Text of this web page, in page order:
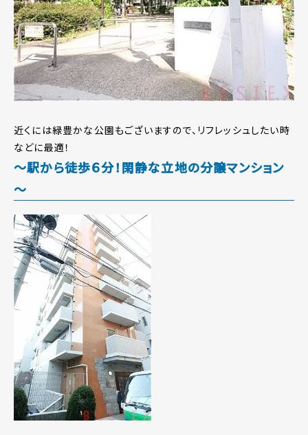
近くには緑豊かな公園もございますので、リフレッシュしたい時
などに最適！
～駅から徒歩６分！閑静な立地の分譲マンション
～